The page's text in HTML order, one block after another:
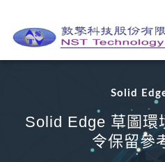
Solid
Solid Edge 草圖環
令保留參